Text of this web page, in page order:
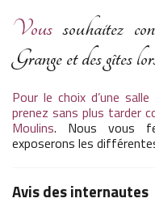
Voussouhaitez
Grange et des gîtes
Pour le choix d’une
prenez sans plus tarder
Moulins. Nous vous
exposerons les
Avis des internautes